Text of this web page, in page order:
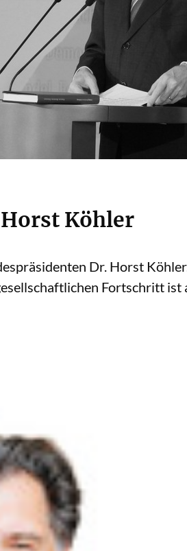
Köhler
Dr. Horst
Fortschritt